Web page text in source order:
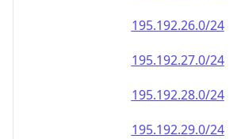
195.192.26.0/24
195.192.27.0/24
195.192.28.0/24
195.192.29.0/24